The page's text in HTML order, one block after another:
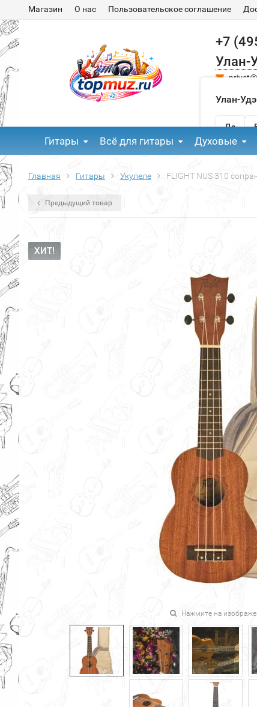
Магазин О нас Пользовательское соглашение
+7
Улан-
Улан-
Да
Гитары Всё для гитары Духовые
Главная Гитары Укулеле FLIGHT NUS 310
Предыдущий товар
ХИТ!
Нажмите на